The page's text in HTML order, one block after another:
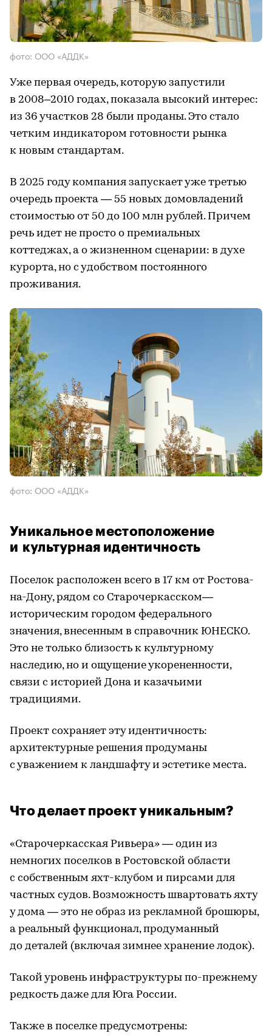
фото: ООО «АДДК»
Уже первая очередь, которую запустили
в 2008–2010 годах, показала высокий интерес:
из 36 участков 28 были проданы. Это стало
четким индикатором готовности рынка
к новым стандартам.
В 2025 году компания запускает уже третью
очередь проекта — 55 новых домовладений
стоимостью от 50 до 100 млн рублей. Причем
речь идет не просто о премиальных
коттеджах, а о жизненном сценарии: в духе
курорта, но с удобством постоянного
проживания.
фото: ООО «АДДК»
Уникальное местоположение
и культурная идентичность
Поселок расположен всего в 17 км от Ростова-
на-Дону, рядом со Старочеркасском—
историческим городом федерального
значения, внесенным в справочник ЮНЕСКО.
Это не только близость к культурному
наследию, но и ощущение укорененности,
связи с историей Дона и казачьими
традициями.
Проект сохраняет эту идентичность:
архитектурные решения продуманы
с уважением к ландшафту и эстетике места.
Что делает проект уникальным?
«Старочеркасская Ривьера» — один из
немногих поселков в Ростовской области
с собственным яхт-клубом и пирсами для
частных судов. Возможность швартовать яхту
у дома — это не образ из рекламной брошюры,
а реальный функционал, продуманный
до деталей (включая зимнее хранение лодок).
Такой уровень инфраструктуры по-прежнему
редкость даже для Юга России.
Также в поселке предусмотрены: